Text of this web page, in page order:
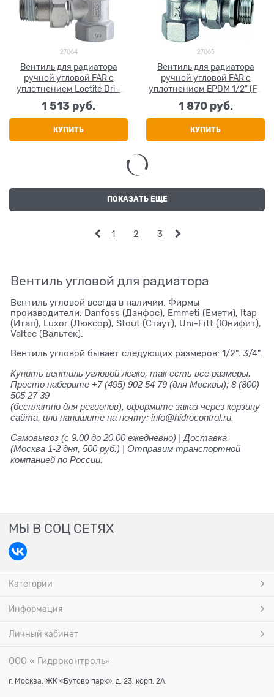
27064
Вентиль для радиатора
ручной угловой FAR c
уплотнением Loctite Dri -
Seal 1/2" (FV 1150 12)
1 513 руб.
КУПИТЬ
27065
Вентиль для радиатора
ручной угловой FAR c
уплотнением EPDM 1/2" (FV
1151 12)
1 870 руб.
КУПИТЬ
ПОКАЗАТЬ ЕЩЕ
1 2 3
Вентиль угловой для радиатора
Вентиль угловой всегда в наличии. Фирмы
производители: Danfoss (Данфос), Emmeti (Емети), Itap
(Итап), Luxor (Люксор), Stout (Стаут), Uni-Fitt (Юнифит),
Valtec (Вальтек).
Вентиль угловой бывает следующих размеров: 1/2", 3/4".
Купить вентиль угловой легко, так есть все размеры.
Просто наберите +7 (495) 902 54 79 (для Москвы); 8 (800)
505 27 39
(бесплатно для регионов), оформите заказ через корзину
сайта, или напишите на почту: info@hidrocontrol.ru.
Самовывоз (с 9.00 до 20.00 ежедневно) | Доставка
(Москва 1-2 дня, 500 руб.) | Отправим транспортной
компанией по России.
МЫ В СОЦ СЕТЯХ
Категории
Информация
Личный кабинет
ООО « Гидроконтроль»
г. Москва, ЖК «Бутово парк», д. 23, корп. 2А.